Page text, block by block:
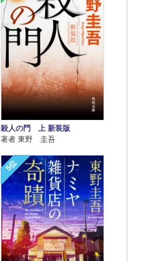
殺人の門 上 新装版
著者 東野 圭吾
5位